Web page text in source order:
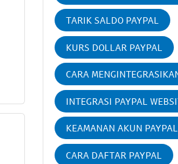
TARIK SALDO PAYPAL
KURS DOLLAR PAYPAL
CARA
INTEGRASI PAYPAL
KEAMANAN AKUN PAYPAL
CARA DAFTAR PAYPAL